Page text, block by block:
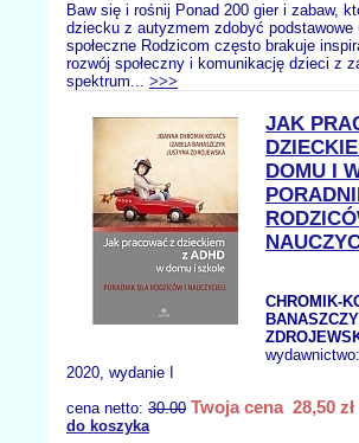
Baw się i rośnij Ponad 200 gier i zabaw,
dziecku z autyzmem zdobyć podstawowe
społeczne Rodzicom często brakuje
rozwój społeczny i komunikację dzieci z
spektrum... >>>
JAK
DOMU I
CHROMIK-
2020, wydanie I
cena netto: 30.00 Twoja cena 28,50 zł
do koszyka